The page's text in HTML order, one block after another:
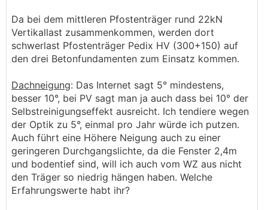
Da bei dem mittleren Pfostenträger rund 22kN
Vertikallast zusammenkommen, werden dort
schwerlast Pfostenträger Pedix HV (300+150) auf
den drei Betonfundamenten zum Einsatz kommen.
Dachneigung: Das Internet sagt 5° mindestens,
besser 10°, bei PV sagt man ja auch dass bei 10° der
Selbstreinigungseffekt ausreicht. Ich tendiere wegen
der Optik zu 5°, einmal pro Jahr würde ich putzen.
Auch führt eine Höhere Neigung auch zu einer
geringeren Durchgangslichte, da die Fenster 2,4m
und bodentief sind, will ich auch vom WZ aus nicht
den Träger so niedrig hängen haben. Welche
Erfahrungswerte habt ihr?